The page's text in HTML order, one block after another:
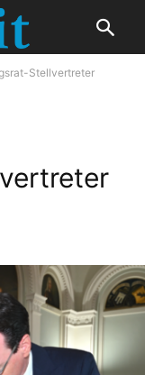
Stellvertreter